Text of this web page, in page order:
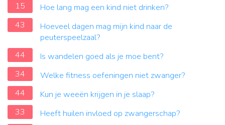
15
Hoe lang mag een kind niet drinken?
43
Hoeveel dagen mag mijn kind naar de
peuterspeelzaal?
44
Is wandelen goed als je moe bent?
34
Welke fitness oefeningen niet zwanger?
44
Kun je weeën krijgen in je slaap?
33
Heeft huilen invloed op zwangerschap?